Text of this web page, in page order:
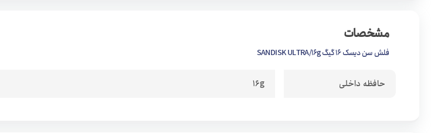
مشخصات
فلش سن دیسک 16 گیگ SANDISK ULTRA/16g
حافظه داخلی 16g